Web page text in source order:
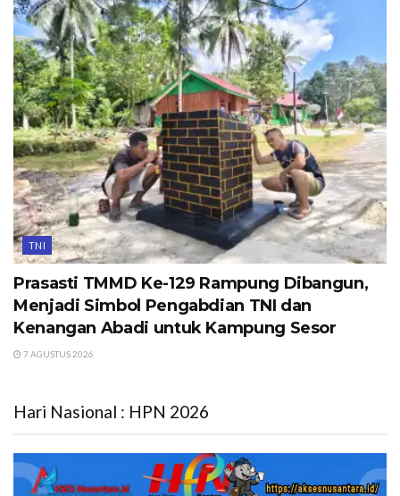
TNI
Prasasti TMMD Ke-129 Rampung Dibangun,
Menjadi Simbol Pengabdian TNI dan
Kenangan Abadi untuk Kampung Sesor
7 AGUSTUS 2026
Hari Nasional : HPN 2026